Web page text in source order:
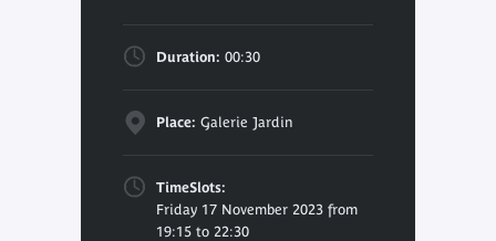
Duration: 00:30
Place: Galerie Jardin
TimeSlots:
Friday 17 November 2023 from
19:15 to 22:30